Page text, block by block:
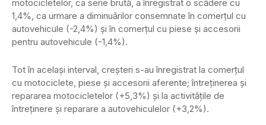
motocicletelor, ca serie brută, a înregistrat o scădere cu
1,4%, ca urmare a diminuărilor consemnate în comerţul cu
autovehicule (-2,4%) şi în comerţul cu piese şi accesorii
pentru autovehicule (-1,4%).
Tot în acelaşi interval, creşteri s-au înregistrat la comerţul
cu motociclete, piese şi accesorii aferente; întreţinerea şi
repararea motocicletelor (+5,3%) şi la activităţile de
întreţinere şi reparare a autovehiculelor (+3,2%).